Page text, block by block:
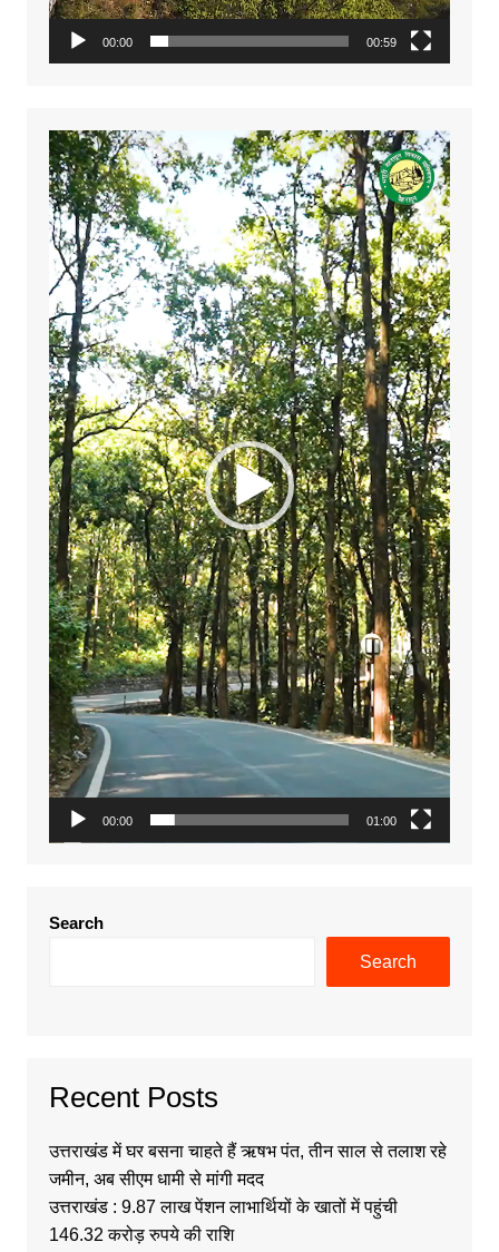
00:00 00:59
Video
Player
00:00 01:00
Search
Search
Recent Posts
उत्तराखंड में घर बसना चाहते हैं ऋषभ पंत, तीन साल से तलाश रहे
जमीन, अब सीएम धामी से मांगी मदद
उत्तराखंड : 9.87 लाख पेंशन लाभार्थियों के खातों में पहुंची
146.32 करोड़ रुपये की राशि